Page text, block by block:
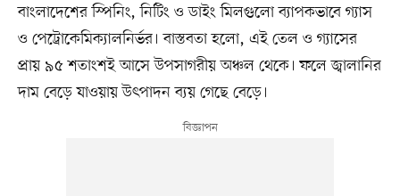
বাংলাদেশের স্পিনিং, নিটিং ও ডাইং মিলগুলো ব্যাপকভাবে গ্যাস
ও পেট্রোকেমিক্যালনির্ভর। বাস্তবতা হলো, এই তেল ও গ্যাসের
প্রায় ৯৫ শতাংশই আসে উপসাগরীয় অঞ্চল থেকে। ফলে জ্বালানির
দাম বেড়ে যাওয়ায় উৎপাদন ব্যয় গেছে বেড়ে।